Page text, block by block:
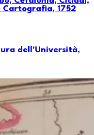
1752
dell'Università,